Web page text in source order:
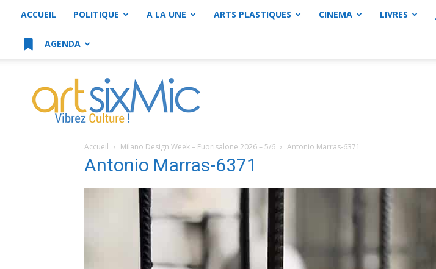
ACCUEIL POLITIQUE A LA UNE ARTS PLASTIQUES CINEMA LIVRES
AGENDA
artsixMic
Accueil Milano Design Week – Fuorisalone 2026 – 5/6 Antonio Marras-6371
Antonio Marras-6371